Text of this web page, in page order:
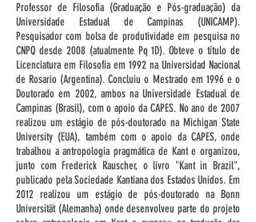
Professor de Filosofia (Graduação e Pós-graduação) da
Universidade Estadual de Campinas (UNICAMP).
Pesquisador com bolsa de produtividade em pesquisa no
CNPQ desde 2008 (atualmente Pq 1D). Obteve o título de
Licenciatura em Filosofia em 1992 na Universidad Nacional
de Rosario (Argentina). Concluiu o Mestrado em 1996 e o
Doutorado em 2002, ambos na Universidade Estadual de
Campinas (Brasil), com o apoio da CAPES. No ano de 2007
realizou um estágio de pós-doutorado na Michigan State
University (EUA), também com o apoio da CAPES, onde
trabalhou a antropologia pragmática de Kant e organizou,
junto com Frederick Rauscher, o livro "Kant in Brazil",
publicado pela Sociedade Kantiana dos Estados Unidos. Em
2012 realizou um estágio de pós-doutorado na Bonn
Universität (Alemanha) onde desenvolveu parte do projeto